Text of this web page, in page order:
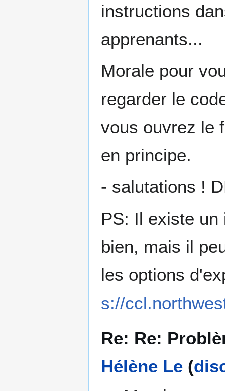
instructions
apprenants...
Morale pour
regarder le
vous ouvrez le
en principe.
- salutations !
PS: Il existe
bien, mais il
les options
s://
Re: Re:
Hélène Le (